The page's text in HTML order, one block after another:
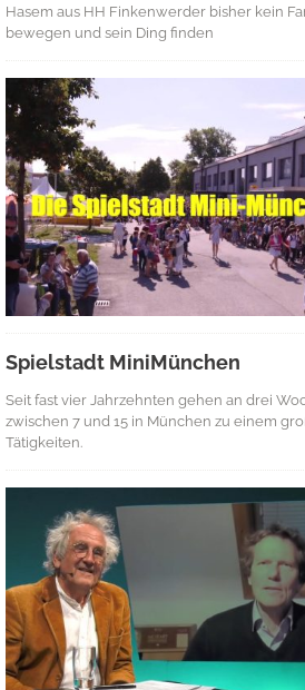
Hasem aus HH Finkenwerder bisher kein
bewegen und sein Ding finden
Spielstadt MiniMünchen
Seit fast vier Jahrzehnten gehen an drei
zwischen 7 und 15 in München zu einem
Tätigkeiten.